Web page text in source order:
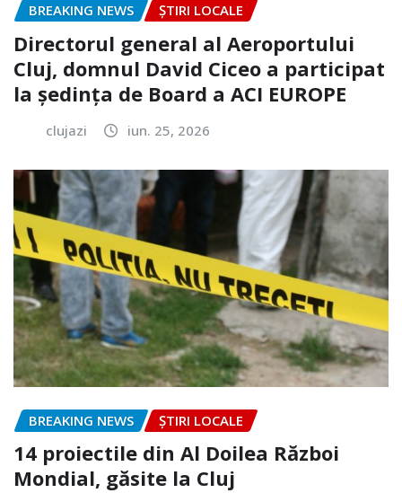
BREAKING NEWS ȘTIRI LOCALE
Directorul general al Aeroportului
Cluj, domnul David Ciceo a participat
la ședința de Board a ACI EUROPE
clujazi iun. 25, 2026
BREAKING NEWS ȘTIRI LOCALE
14 proiectile din Al Doilea Război
Mondial, găsite la Cluj